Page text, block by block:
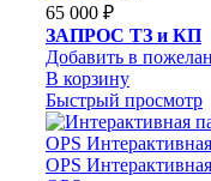
65 000 ₽
ЗАПРОС ТЗ и КП
Добавить в
В корзину
Быстрый просмотр